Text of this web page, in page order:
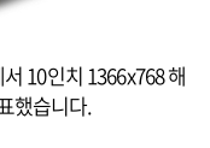
10인치 1366x768 해
했습니다.